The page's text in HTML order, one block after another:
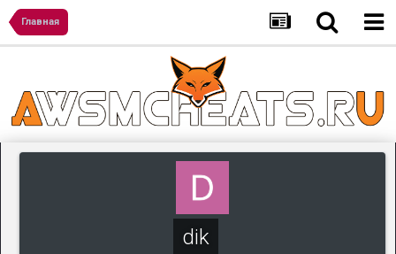
Главная
dik